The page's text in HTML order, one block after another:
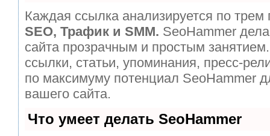
Каждая ссылка анализируется по трем
SEO, Трафик и SMM. SeoHammer
сайта прозрачным и простым
ссылки, статьи, упоминания, пресс-
по максимуму потенциал SeoHammer
вашего сайта.
Что умеет делать SeoHammer